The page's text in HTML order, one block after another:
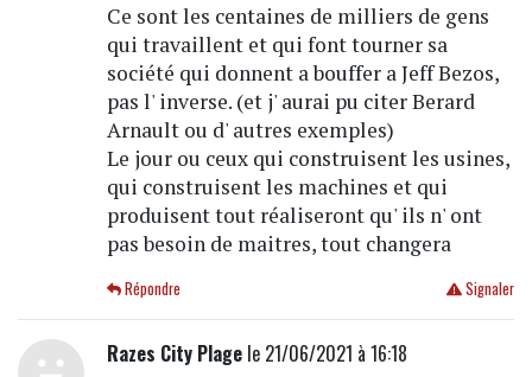
Ce sont les centaines de milliers de gens
qui travaillent et qui font tourner sa
société qui donnent a bouffer a Jeff Bezos,
pas l' inverse. (et j' aurai pu citer Berard
Arnault ou d' autres exemples)
Le jour ou ceux qui construisent les usines,
qui construisent les machines et qui
produisent tout réaliseront qu' ils n' ont
pas besoin de maitres, tout changera
Signaler
Répondre
Razes City Plagele 21/06/2021 à 16:18